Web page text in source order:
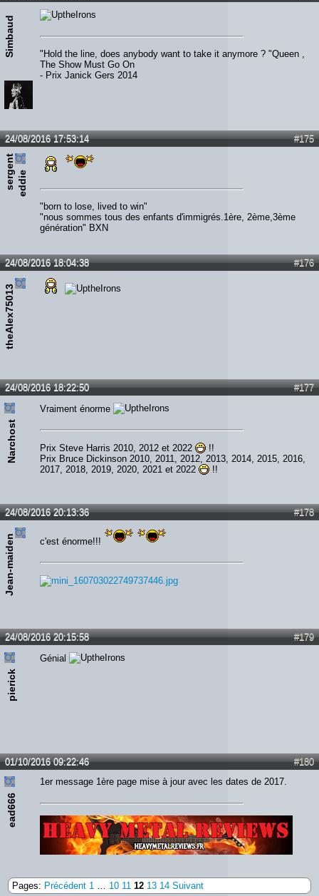
Simbaud
"Hold the line, does anybody want to take it anymore ? "Queen ,
The Show Must Go On
- Prix Janick Gers 2014
#175
24/08/2016 17:53:14
s
e
rg
e
n
t
e
d
d
ie
"born to lose, lived to win"
"nous sommes tous des enfants d'immigrés.1ère, 2ème,3ème
génération" BXN
#176
24/08/2016 18:04:38
theAlex75013
#177
24/08/2016 18:22:50
Narchost
Vraiment énorme
Prix Steve Harris 2010, 2012 et 2022
!!
Prix Bruce Dickinson 2010, 2011, 2012, 2013, 2014, 2015, 2016,
2017, 2018, 2019, 2020, 2021 et 2022
!!
#178
24/08/2016 20:13:36
Jean-maiden c'est énorme!!!
#179
24/08/2016 20:15:58
pierick
Génial
#180
01/10/2016 09:22:46
ead666
1er message 1ère page mise à jour avec les dates de 2017.
Pages: Précédent 1 … 10 11 12 13 14 Suivant